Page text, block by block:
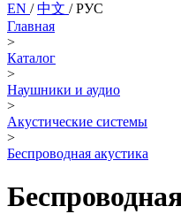
EN /中文 /РУС
Главная
>
Каталог
>
Наушники и аудио
>
Акустические системы
>
Беспроводная акустика